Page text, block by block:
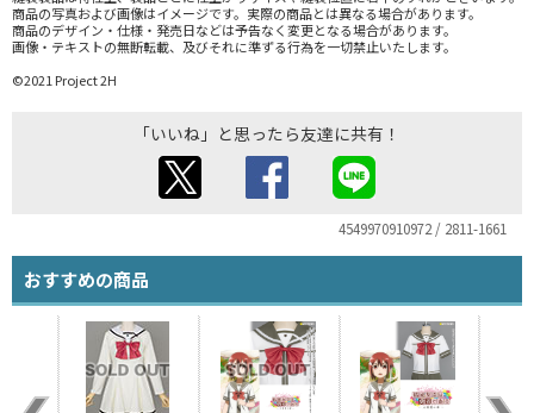
商品の写真および画像はイメージです。実際の商品とは異なる場合があります。
商品のデザイン・仕様・発売日などは予告なく変更となる場合があります。
画像・テキストの無断転載、及びそれに準ずる行為を一切禁止いたします。
©2021 Project 2H
「いいね」と思ったら友達に共有！
4549970910972 / 2811-1661
おすすめの商品